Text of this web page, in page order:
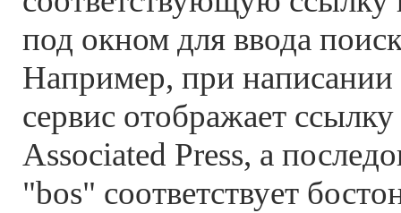
под окном для ввода
Например, при
сервис отображает
Associated Press, а
"bos" соответствует